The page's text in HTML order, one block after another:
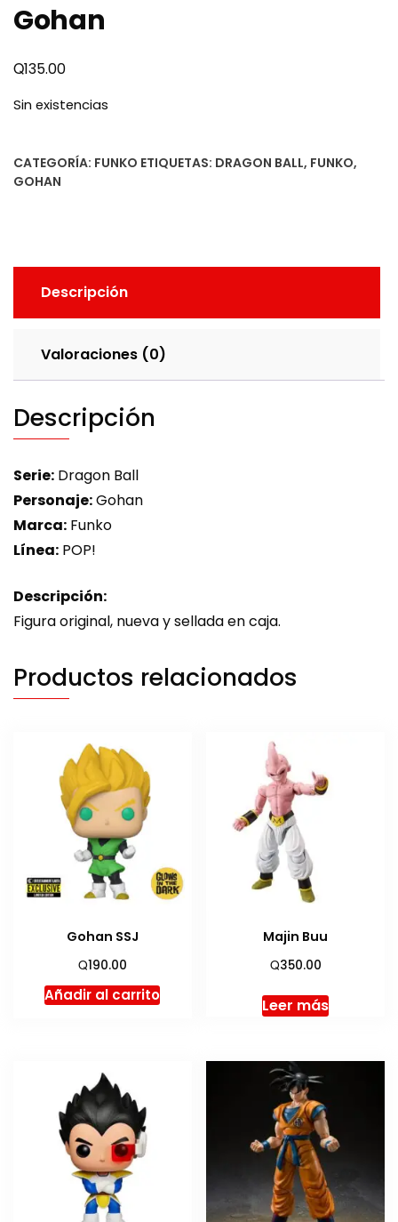
Gohan
Q135.00
Sin existencias
CATEGORÍA: FUNKO ETIQUETAS: DRAGON BALL, FUNKO,
GOHAN
Descripción
Valoraciones (0)
Descripción
Serie: Dragon Ball
Personaje:Gohan
Marca: Funko
Línea: POP!
Descripción:
Figura original, nueva y sellada en caja.
Productos relacionados
Gohan SSJ
Q190.00
Añadir al carrito
Majin Buu
Q350.00
Leer más